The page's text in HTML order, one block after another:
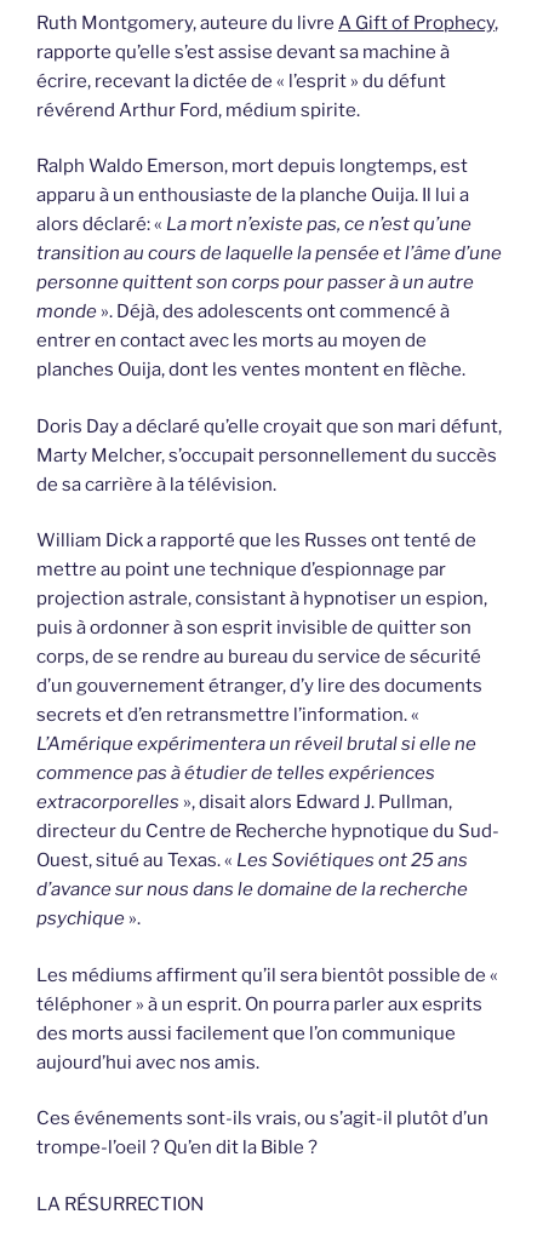
Ruth Montgomery, auteure du livre A Gift of Prophecy,
rapporte qu’elle s’est assise devant sa machine à
écrire, recevant la dictée de « l’esprit » du défunt
révérend Arthur Ford, médium spirite.
Ralph Waldo Emerson, mort depuis longtemps, est
apparu à un enthousiaste de la planche Ouija. Il lui a
alors déclaré: « La mort n’existe pas, ce n’est qu’une
transition au cours de laquelle la pensée et l’âme d’une
personne quittent son corps pour passer à un autre
monde ». Déjà, des adolescents ont commencé à
entrer en contact avec les morts au moyen de
planches Ouija, dont les ventes montent en flèche.
Doris Day a déclaré qu’elle croyait que son mari défunt,
Marty Melcher, s’occupait personnellement du succès
de sa carrière à la télévision.
William Dick a rapporté que les Russes ont tenté de
mettre au point une technique d’espionnage par
projection astrale, consistant à hypnotiser un espion,
puis à ordonner à son esprit invisible de quitter son
corps, de se rendre au bureau du service de sécurité
d’un gouvernement étranger, d’y lire des documents
secrets et d’en retransmettre l’information. «
L’Amérique expérimentera un réveil brutal si elle ne
commence pas à étudier de telles expériences
extracorporelles », disait alors Edward J. Pullman,
directeur du Centre de Recherche hypnotique du Sud-
Ouest, situé au Texas. « Les Soviétiques ont 25 ans
d’avance sur nous dans le domaine de la recherche
psychique ».
Les médiums affirment qu’il sera bientôt possible de «
téléphoner » à un esprit. On pourra parler aux esprits
des morts aussi facilement que l’on communique
aujourd’hui avec nos amis.
Ces événements sont-ils vrais, ou s’agit-il plutôt d’un
trompe-l’oeil ? Qu’en dit la Bible ?
LA RÉSURRECTION